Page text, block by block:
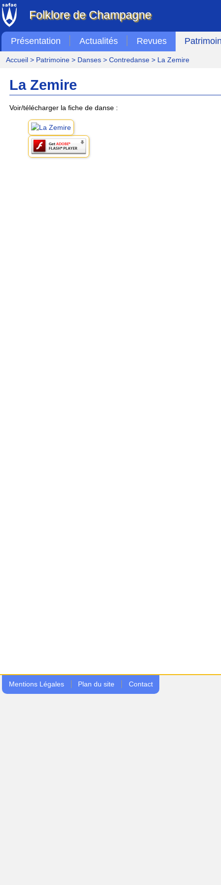
Folklore de Champagne
Présentation Actualités Revues
Accueil> Patrimoine> Danses> Contredanse> La Zemire
La Zemire
Voir/télécharger la fiche de danse :
Mentions Légales Plan du site Contact